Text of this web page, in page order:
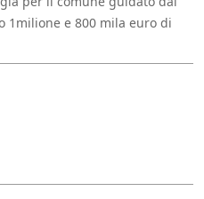
1milione e 800 mila euro di